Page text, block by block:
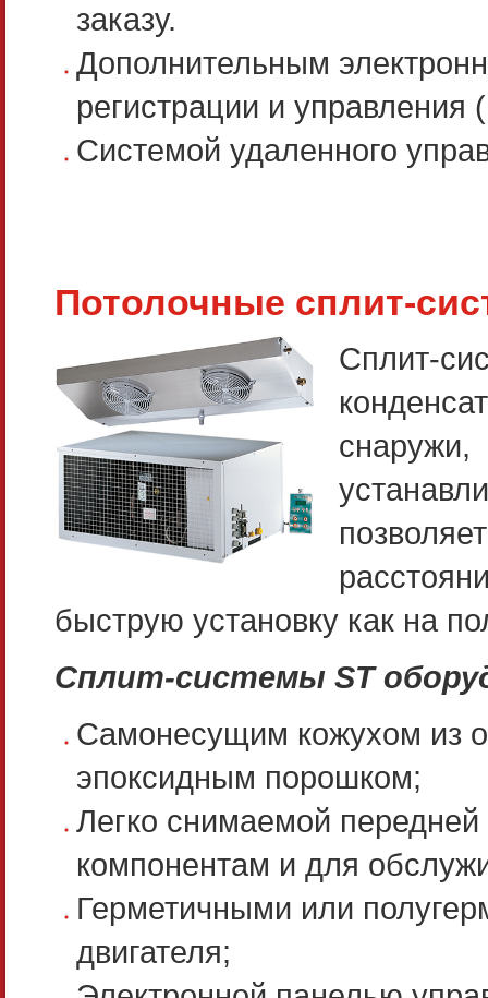
заказу.
Дополнительным
регистрации и управления
Системой удаленного
Потолочные сплит-
Сплит-
быструю установку как на
Cплит-системы ST
Самонесущим кожухом из
эпоксидным порошком;
Легко снимаемой передней
компонентам и для
Герметичными или
двигателя;